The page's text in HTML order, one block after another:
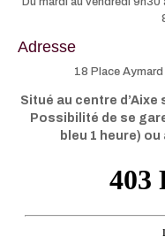
Adresse
18 Place
Situé au centre d’Aixe
Possibilité de se
bleu 1 heure)